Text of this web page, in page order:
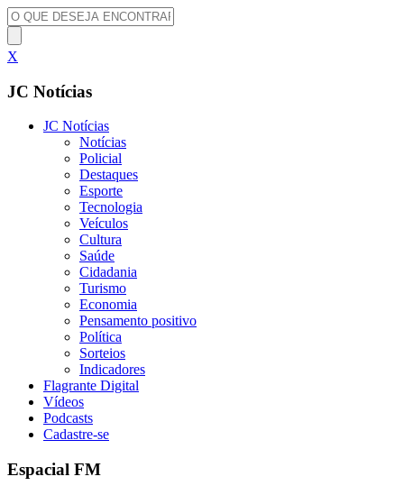
X
JC Notícias
JC Notícias
Notícias
Policial
Destaques
Esporte
Tecnologia
Veículos
Cultura
Saúde
Cidadania
Turismo
Economia
Pensamento positivo
Política
Sorteios
Indicadores
Flagrante Digital
Vídeos
Podcasts
Cadastre-se
Espacial FM